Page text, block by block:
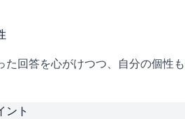
た回答を心がけつつ、自分の個性も
ント